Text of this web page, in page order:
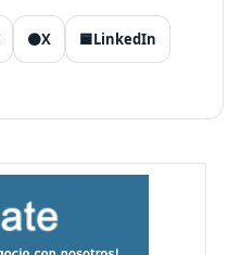
⚫X 🟦LinkedIn